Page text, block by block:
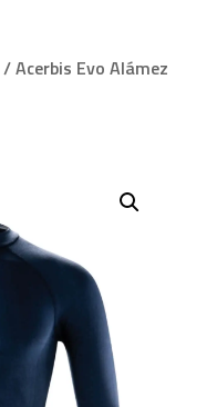
/ Acerbis Evo Alámez